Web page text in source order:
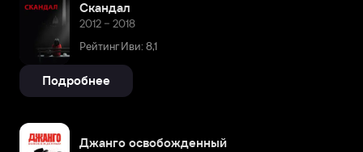
Скандал
2012 – 2018
Рейтинг Иви: 8,1
Подробнее
Джанго освобожденный